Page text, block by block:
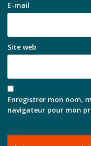
E-mail
Site web
Enregistrer mon nom,
navigateur pour mon